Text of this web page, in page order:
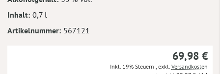
Inhalt 0,7 l
Artikelnummer 567121
69,98 €
Inkl. 19% Steuern exkl. Versandkosten